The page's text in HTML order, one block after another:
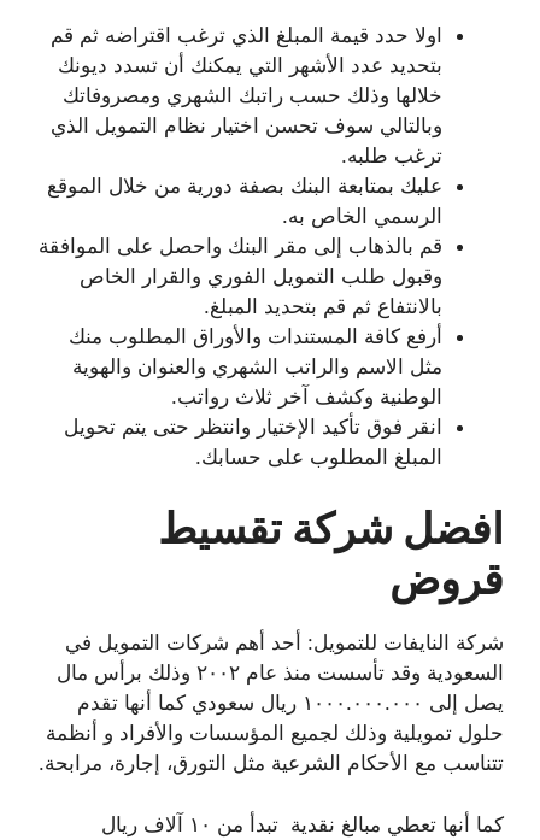
اولا حدد قيمة المبلغ الذي ترغب اقتراضه ثم قم
بتحديد عدد الأشهر التي يمكنك أن تسدد ديونك
خلالها وذلك حسب راتبك الشهري ومصروفاتك
وبالتالي سوف تحسن اختيار نظام التمويل الذي
ترغب طلبه.
عليك بمتابعة البنك بصفة دورية من خلال الموقع
الرسمي الخاص به.
قم بالذهاب إلى مقر البنك واحصل على الموافقة
وقبول طلب التمويل الفوري والقرار الخاص
بالانتفاع ثم قم بتحديد المبلغ.
أرفع كافة المستندات والأوراق المطلوب منك
مثل الاسم والراتب الشهري والعنوان والهوية
الوطنية وكشف آخر ثلاث رواتب.
انقر فوق تأكيد الإختيار وانتظر حتى يتم تحويل
المبلغ المطلوب على حسابك.
افضل شركة تقسيط
قروض
شركة النايفات للتمويل: أحد أهم شركات التمويل في
السعودية وقد تأسست منذ عام ٢٠٠٢ وذلك برأس مال
يصل إلى ١٠٠٠.٠٠٠.٠٠٠ ريال سعودي كما أنها تقدم
حلول تمويلية وذلك لجميع المؤسسات والأفراد و أنظمة
تتناسب مع الأحكام الشرعية مثل التورق، إجارة، مرابحة.
كما أنها تعطي مبالغ نقدية تبدأ من ١٠ آلاف ريال